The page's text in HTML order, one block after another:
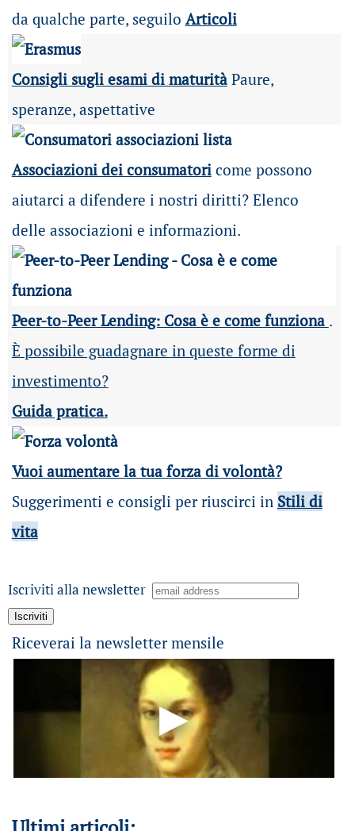
da qualche parte, seguilo Articoli
Consigli sugli esami di maturità Paure,
speranze, aspettative
Associazioni dei consumatoricome possono
aiutarci a difendere i nostri diritti? Elenco
delle associazioni e informazioni.
Peer-to-Peer Lending: Cosa è e come funziona .
È possibile guadagnare in queste forme di
investimento?
Guida pratica.
Vuoi aumentare la tua forza di volontà?
Suggerimenti e consigli per riuscirci in Stili di
vita
Iscriviti alla newsletter
Riceverai la newsletter mensile